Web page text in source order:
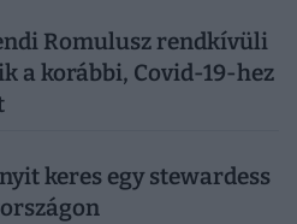
Romulusz rendkívüli
a korábbi, Covid-19-hez
keres egy stewardess